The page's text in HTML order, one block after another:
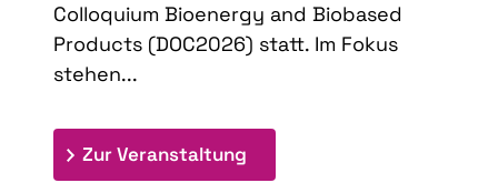
Colloquium Bioenergy and Biobased
Products (DOC2026) statt. Im Fokus
stehen...
Zur Veranstaltung